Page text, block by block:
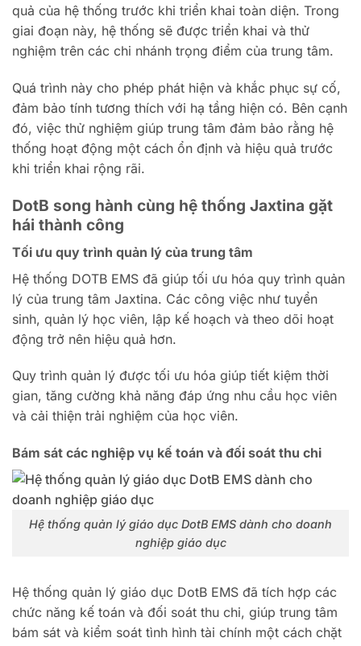
quả của hệ thống trước khi triển khai toàn diện. Trong
giai đoạn này, hệ thống sẽ được triển khai và thử
nghiệm trên các chi nhánh trọng điểm của trung tâm.
Quá trình này cho phép phát hiện và khắc phục sự cố,
đảm bảo tính tương thích với hạ tầng hiện có. Bên cạnh
đó, việc thử nghiệm giúp trung tâm đảm bảo rằng hệ
thống hoạt động một cách ổn định và hiệu quả trước
khi triển khai rộng rãi.
DotB song hành cùng hệ thống Jaxtina gặt
hái thành công
Tối ưu quy trình quản lý của trung tâm
Hệ thống DOTB EMS đã giúp tối ưu hóa quy trình quản
lý của trung tâm Jaxtina. Các công việc như tuyển
sinh, quản lý học viên, lập kế hoạch và theo dõi hoạt
động trở nên hiệu quả hơn.
Quy trình quản lý được tối ưu hóa giúp tiết kiệm thời
gian, tăng cường khả năng đáp ứng nhu cầu học viên
và cải thiện trải nghiệm của học viên.
Bám sát các nghiệp vụ kế toán và đối soát thu chi
Hệ thống quản lý giáo dục DotB EMS dành cho doanh
nghiệp giáo dục
Hệ thống quản lý giáo dục DotB EMS đã tích hợp các
chức năng kế toán và đối soát thu chi, giúp trung tâm
bám sát và kiểm soát tình hình tài chính một cách chặt